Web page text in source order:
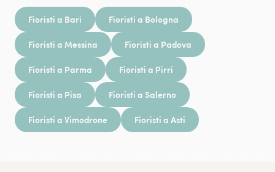
Fioristi a Bari Fioristi a Bologna
Fioristi a Messina Fioristi a Padova
Fioristi a Parma Fioristi a Pirri
Fioristi a Pisa Fioristi a Salerno
Fioristi a Vimodrone Fioristi a Asti